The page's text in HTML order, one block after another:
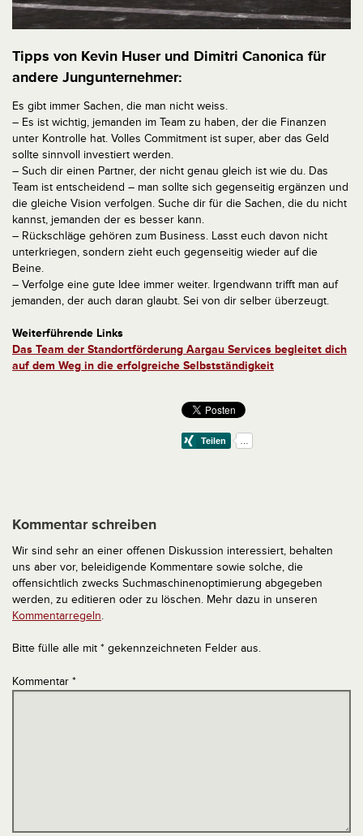
Tipps von Kevin Huser und Dimitri Canonica für
andere Jungunternehmer:
Es gibt immer Sachen, die man nicht weiss.
– Es ist wichtig, jemanden im Team zu haben, der die Finanzen
unter Kontrolle hat. Volles Commitment ist super, aber das Geld
sollte sinnvoll investiert werden.
– Such dir einen Partner, der nicht genau gleich ist wie du. Das
Team ist entscheidend – man sollte sich gegenseitig ergänzen und
die gleiche Vision verfolgen. Suche dir für die Sachen, die du nicht
kannst, jemanden der es besser kann.
– Rückschläge gehören zum Business. Lasst euch davon nicht
unterkriegen, sondern zieht euch gegenseitig wieder auf die
Beine.
– Verfolge eine gute Idee immer weiter. Irgendwann trifft man auf
jemanden, der auch daran glaubt. Sei von dir selber überzeugt.
Weiterführende Links
Das Team der Standortförderung Aargau Services begleitet dich
auf dem Weg in die erfolgreiche Selbstständigkeit
Kommentar schreiben
Wir sind sehr an einer offenen Diskussion interessiert, behalten
uns aber vor, beleidigende Kommentare sowie solche, die
offensichtlich zwecks Suchmaschinenoptimierung abgegeben
werden, zu editieren oder zu löschen. Mehr dazu in unseren
Kommentarregeln.
Bitte fülle alle mit * gekennzeichneten Felder aus.
Kommentar *